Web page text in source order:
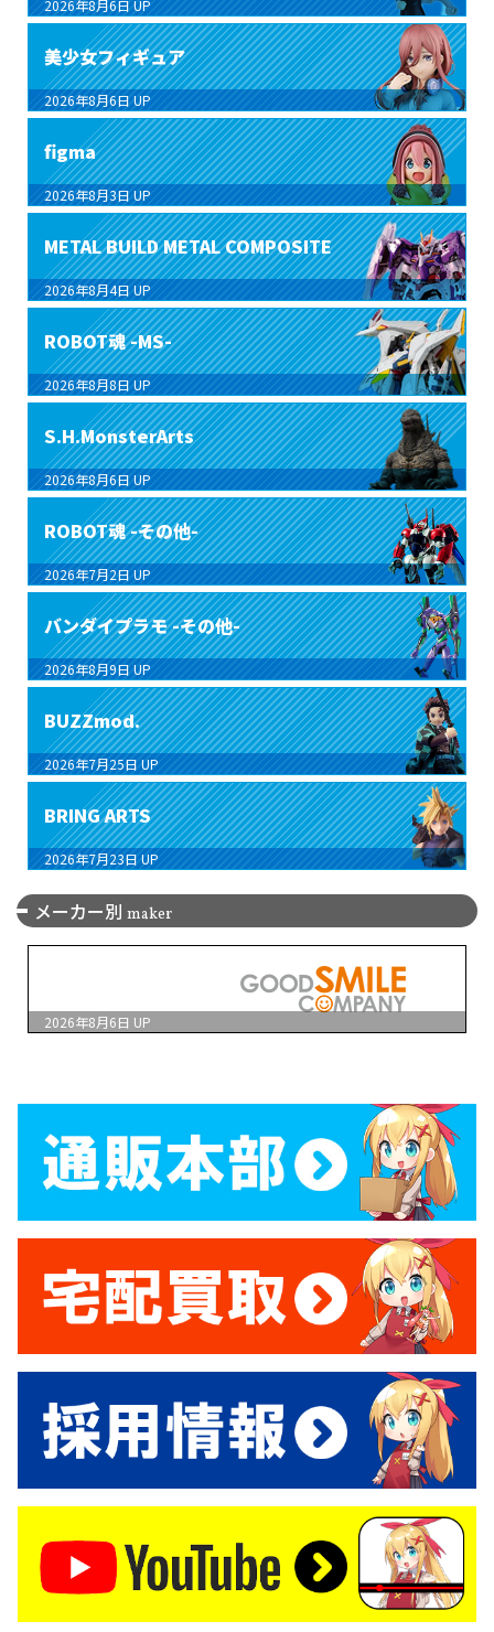
2026年8月6日 UP
美少女フィギュア
2026年8月6日 UP
figma
2026年8月3日 UP
METAL BUILD METAL COMPOSITE
2026年8月4日 UP
ROBOT魂 -MS-
2026年8月8日 UP
S.H.MonsterArts
2026年8月6日 UP
ROBOT魂 -その他-
2026年7月2日 UP
バンダイプラモ -その他-
2026年8月9日 UP
BUZZmod.
2026年7月25日 UP
BRING ARTS
2026年7月23日 UP
メーカー別 maker
2026年8月6日 UP